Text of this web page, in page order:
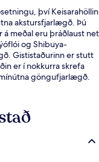
því Keisarahöllin
akstursfjarlægð. Þú
meðal eru þráðlaust net
og Shibuya-
Gististaðurinn er stutt
er í nokkurra skrefa
göngufjarlægð.